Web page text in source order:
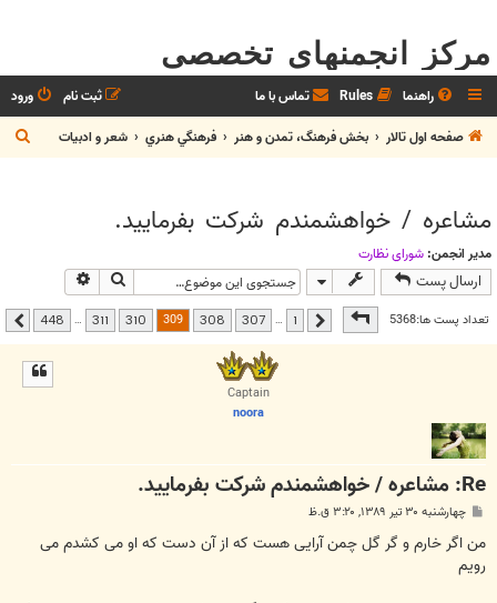
مرکز انجمنهای تخصصی
راهنما Rules تماس با ما ورود
ثبت نام
صفحه اول تالار
بخش فرهنگ، تمدن و هنر فرهنگي هنري شعر و ادبيات
ج
س
مشاعره / خواهشمندم شرکت بفرماييد.
مدیر انجمن: شوراي نظارت
ارسال پست جستجو
تعداد پست ها:5368
صفحه309از 448 قبلی …
307
308
309
310
311
…
448 بعدی
Captain
noora
Re: مشاعره / خواهشمندم شرکت بفرماييد.
پ
ت
چهارشنبه ۳۰ تیر ۱۳۸۹, ۳:۲۰ ق.ظ
من اگر خارم و گر گل چمن آرایی هست که از آن دست که او می کشدم می
رویم